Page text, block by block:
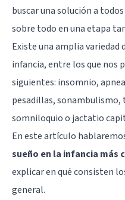
buscar una solución a
sobre todo en una etapa
Existe una amplia
infancia, entre los que nos
siguientes: insomnio,
pesadillas,
somniloquio o jactatio
En este artículo
sueño en la infancia más
explicar en qué consisten
general.